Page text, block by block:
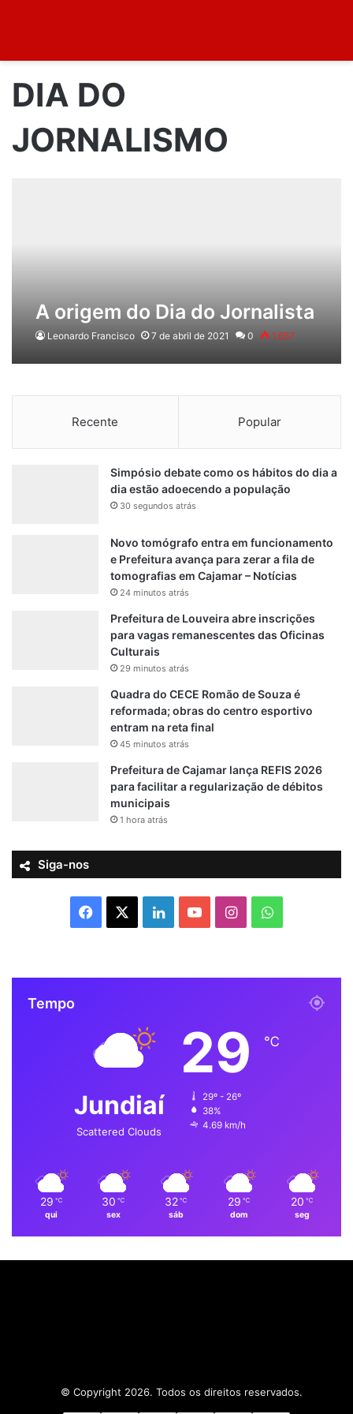
DIA DO
JORNALISMO
A origem do Dia do Jornalista
Leonardo Francisco 7 de abril de 2021 0 1.657
Recente Popular
Simpósio debate como os hábitos do dia a
dia estão adoecendo a população
30 segundos atrás
Novo tomógrafo entra em funcionamento
e Prefeitura avança para zerar a fila de
tomografias em Cajamar – Notícias
24 minutos atrás
Prefeitura de Louveira abre inscrições
para vagas remanescentes das Oficinas
Culturais
29 minutos atrás
Quadra do CECE Romão de Souza é
reformada; obras do centro esportivo
entram na reta final
45 minutos atrás
Prefeitura de Cajamar lança REFIS 2026
para facilitar a regularização de débitos
municipais
1 hora atrás
Siga-nos
c
o
o
k
L
n
i
u
u
b
e
I
s
a
g
r
a
W
a
s
Tempo
Jundiaí
Scattered Clouds
29 ℃
29º - 26º
38%
4.69 km/h
29 ℃
qui
30 ℃
sex
32 ℃
sáb
29 ℃
dom
20 ℃
seg
© Copyright 2026. Todos os direitos reservados.